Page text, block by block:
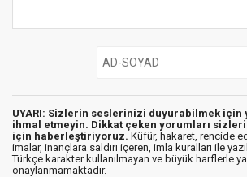
UYARI: Sizlerin seslerinizi duyurabilmek için
ihmal etmeyin. Dikkat çeken yorumları
için haberleştiriyoruz. Küfür, hakaret, rencide
imalar, inançlara saldırı içeren, imla kuralları ile
Türkçe karakter kullanılmayan ve büyük harflerle
onaylanmamaktadır.